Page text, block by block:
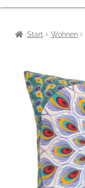
springen
springen
Start Wohnen